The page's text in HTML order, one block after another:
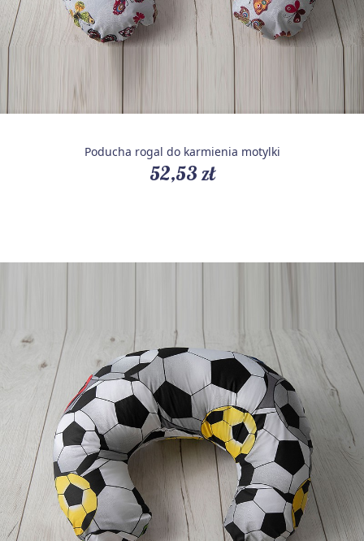
Poducha rogal do karmienia motylki
52,53 zł